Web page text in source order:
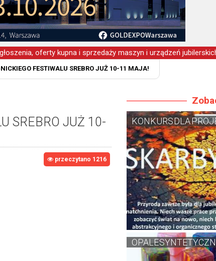
oferty kupna i sprzedaży maszyn i urządzeń
FESTIWALU SREBRO JUŻ 10-11 MAJA!
SREBRO JUŻ 10-
przeczytano 1216
KONKURS DLA
OPALE